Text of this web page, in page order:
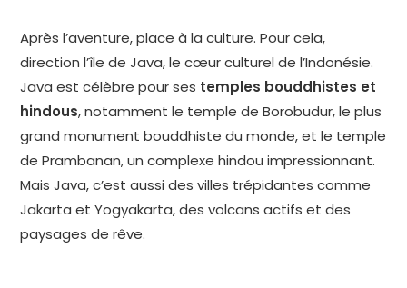
Après l’aventure, place à la culture. Pour cela,
direction l’île de Java, le cœur culturel de l’Indonésie.
Java est célèbre pour ses temples bouddhistes et
hindous, notamment le temple de Borobudur, le plus
grand monument bouddhiste du monde, et le temple
de Prambanan, un complexe hindou impressionnant.
Mais Java, c’est aussi des villes trépidantes comme
Jakarta et Yogyakarta, des volcans actifs et des
paysages de rêve.